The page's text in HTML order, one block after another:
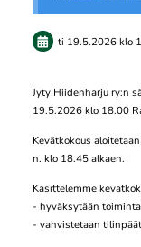
ti 19.5.2026klo
Jyty Hiidenharju ry:n
19.5.2026 klo 18.00
Kevätkokous
n. klo 18.45 alkaen.
Käsittelemme
- hyväksytään
- vahvistetaan